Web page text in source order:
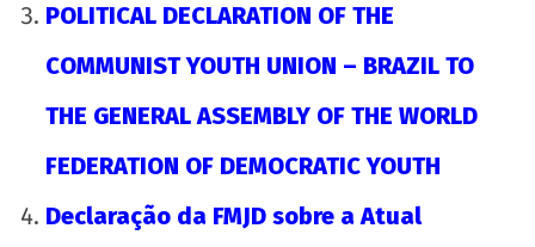
POLITICAL DECLARATION OF THE
COMMUNIST YOUTH UNION – BRAZIL TO
THE GENERAL ASSEMBLY OF THE WORLD
FEDERATION OF DEMOCRATIC YOUTH
Declaração da FMJD sobre a Atual